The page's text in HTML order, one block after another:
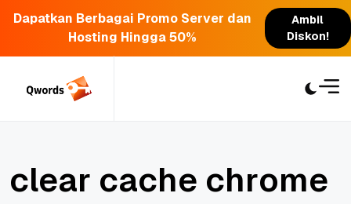
Dapatkan Berbagai Promo Server dan
Hosting Hingga 50%
Ambil
Diskon!
clear cache chrome